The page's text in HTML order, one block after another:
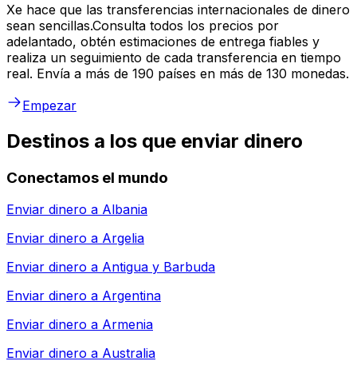
Xe hace que las transferencias internacionales de dinero
sean sencillas.Consulta todos los precios por
adelantado, obtén estimaciones de entrega fiables y
realiza un seguimiento de cada transferencia en tiempo
real. Envía a más de 190 países en más de 130 monedas.
Empezar
Destinos a los que enviar dinero
Conectamos el mundo
Enviar dinero a Albania
Enviar dinero a Argelia
Enviar dinero a Antigua y Barbuda
Enviar dinero a Argentina
Enviar dinero a Armenia
Enviar dinero a Australia